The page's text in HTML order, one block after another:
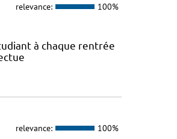
relevance: 100%
à chaque rentrée
relevance: 100%